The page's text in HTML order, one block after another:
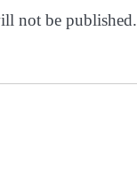
not be published.